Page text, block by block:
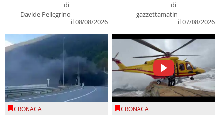
di
Davide Pellegrino
il 08/08/2026
di
gazzettamatin
il 07/08/2026
CRONACA CRONACA